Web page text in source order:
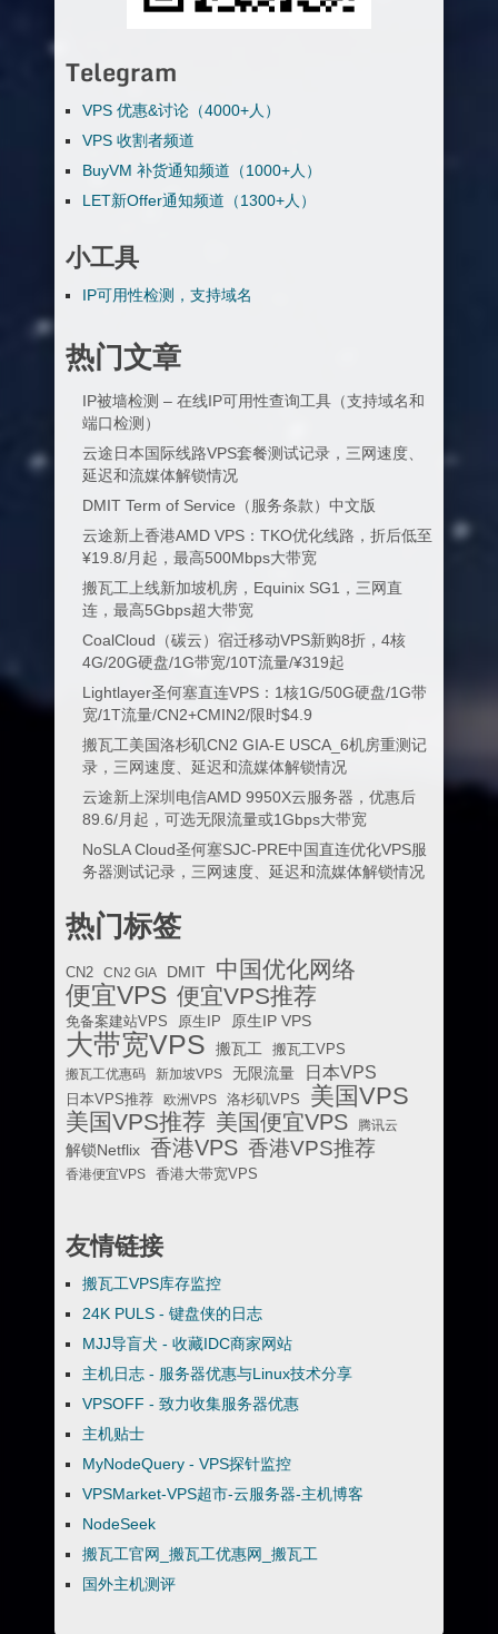
Telegram
VPS 优惠&讨论（4000+人）
VPS 收割者频道
BuyVM 补货通知频道（1000+人）
LET新Offer通知频道（1300+人）
小工具
IP可用性检测，支持域名
热门文章
IP被墙检测 – 在线IP可用性查询工具（支持域名和
端口检测）
云途日本国际线路VPS套餐测试记录，三网速度、
延迟和流媒体解锁情况
DMIT Term of Service（服务条款）中文版
云途新上香港AMD VPS：TKO优化线路，折后低至
¥19.8/月起，最高500Mbps大带宽
搬瓦工上线新加坡机房，Equinix SG1，三网直
连，最高5Gbps超大带宽
CoalCloud（碳云）宿迁移动VPS新购8折，4核
4G/20G硬盘/1G带宽/10T流量/¥319起
Lightlayer圣何塞直连VPS：1核1G/50G硬盘/1G带
宽/1T流量/CN2+CMIN2/限时$4.9
搬瓦工美国洛杉矶CN2 GIA-E USCA_6机房重测记
录，三网速度、延迟和流媒体解锁情况
云途新上深圳电信AMD 9950X云服务器，优惠后
89.6/月起，可选无限流量或1Gbps大带宽
NoSLA Cloud圣何塞SJC-PRE中国直连优化VPS服
务器测试记录，三网速度、延迟和流媒体解锁情况
热门标签
CN2 CN2 GIA DMIT 中国优化网络
便宜VPS 便宜VPS推荐
免备案建站VPS 原生IP 原生IP VPS
大带宽VPS 搬瓦工
搬瓦工VPS
搬瓦工优惠码
新加坡VPS 无限流量 日本VPS
日本VPS推荐 欧洲VPS 洛杉矶VPS 美国VPS
美国VPS推荐 美国便宜VPS 腾讯云
解锁Netflix 香港VPS 香港VPS推荐
香港便宜VPS 香港大带宽VPS
友情链接
搬瓦工VPS库存监控
24K PULS - 键盘侠的日志
MJJ导盲犬 - 收藏IDC商家网站
主机日志 - 服务器优惠与Linux技术分享
VPSOFF - 致力收集服务器优惠
主机贴士
MyNodeQuery - VPS探针监控
VPSMarket-VPS超市-云服务器-主机博客
NodeSeek
搬瓦工官网_搬瓦工优惠网_搬瓦工
国外主机测评